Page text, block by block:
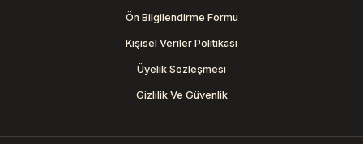
Ön Bilgilendirme Formu
Kişisel Veriler Politikası
Üyelik Sözleşmesi
Gizlilik Ve Güvenlik